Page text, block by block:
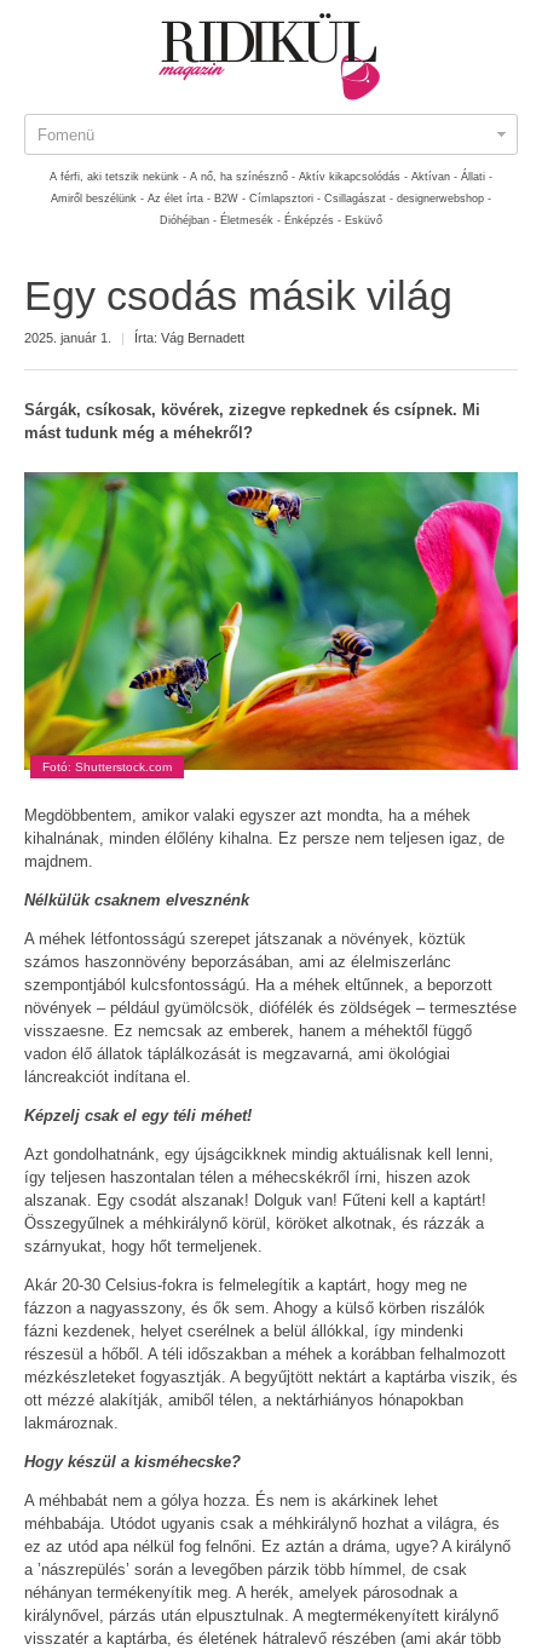
Fomenü
A férfi, aki tetszik nekünk - A nő, ha színésznő - Aktív kikapcsolódás - Aktívan - Állati -
Amiről beszélünk - Az élet írta - B2W - Címlapsztori - Csillagászat - designerwebshop -
Dióhéjban - Életmesék - Énképzés - Esküvő
Egy csodás másik világ
2025. január 1. | Írta: Vág Bernadett
Sárgák, csíkosak, kövérek, zizegve repkednek és csípnek. Mi
mást tudunk még a méhekről?
Fotó: Shutterstock.com
Megdöbbentem, amikor valaki egyszer azt mondta, ha a méhek
kihalnának, minden élőlény kihalna. Ez persze nem teljesen igaz, de
majdnem.
Nélkülük csaknem elvesznénk
A méhek létfontosságú szerepet játszanak a növények, köztük
számos haszonnövény beporzásában, ami az élelmiszerlánc
szempontjából kulcsfontosságú. Ha a méhek eltűnnek, a beporzott
növények – például gyümölcsök, diófélék és zöldségek – termesztése
visszaesne. Ez nemcsak az emberek, hanem a méhektől függő
vadon élő állatok táplálkozását is megzavarná, ami ökológiai
láncreakciót indítana el.
Képzelj csak el egy téli méhet!
Azt gondolhatnánk, egy újságcikknek mindig aktuálisnak kell lenni,
így teljesen haszontalan télen a méhecskékről írni, hiszen azok
alszanak. Egy csodát alszanak! Dolguk van! Fűteni kell a kaptárt!
Összegyűlnek a méhkirálynő körül, köröket alkotnak, és rázzák a
szárnyukat, hogy hőt termeljenek.
Akár 20-30 Celsius-fokra is felmelegítik a kaptárt, hogy meg ne
fázzon a nagyasszony, és ők sem. Ahogy a külső körben riszálók
fázni kezdenek, helyet cserélnek a belül állókkal, így mindenki
részesül a hőből. A téli időszakban a méhek a korábban felhalmozott
mézkészleteket fogyasztják. A begyűjtött nektárt a kaptárba viszik, és
ott mézzé alakítják, amiből télen, a nektárhiányos hónapokban
lakmároznak.
Hogy készül a kisméhecske?
A méhbabát nem a gólya hozza. És nem is akárkinek lehet
méhbabája. Utódot ugyanis csak a méhkirálynő hozhat a világra, és
ez az utód apa nélkül fog felnőni. Ez aztán a dráma, ugye? A királynő
a ’nászrepülés’ során a levegőben párzik több hímmel, de csak
néhányan termékenyítik meg. A herék, amelyek párosodnak a
királynővel, párzás után elpusztulnak. A megtermékenyített királynő
visszatér a kaptárba, és életének hátralevő részében (ami akár több